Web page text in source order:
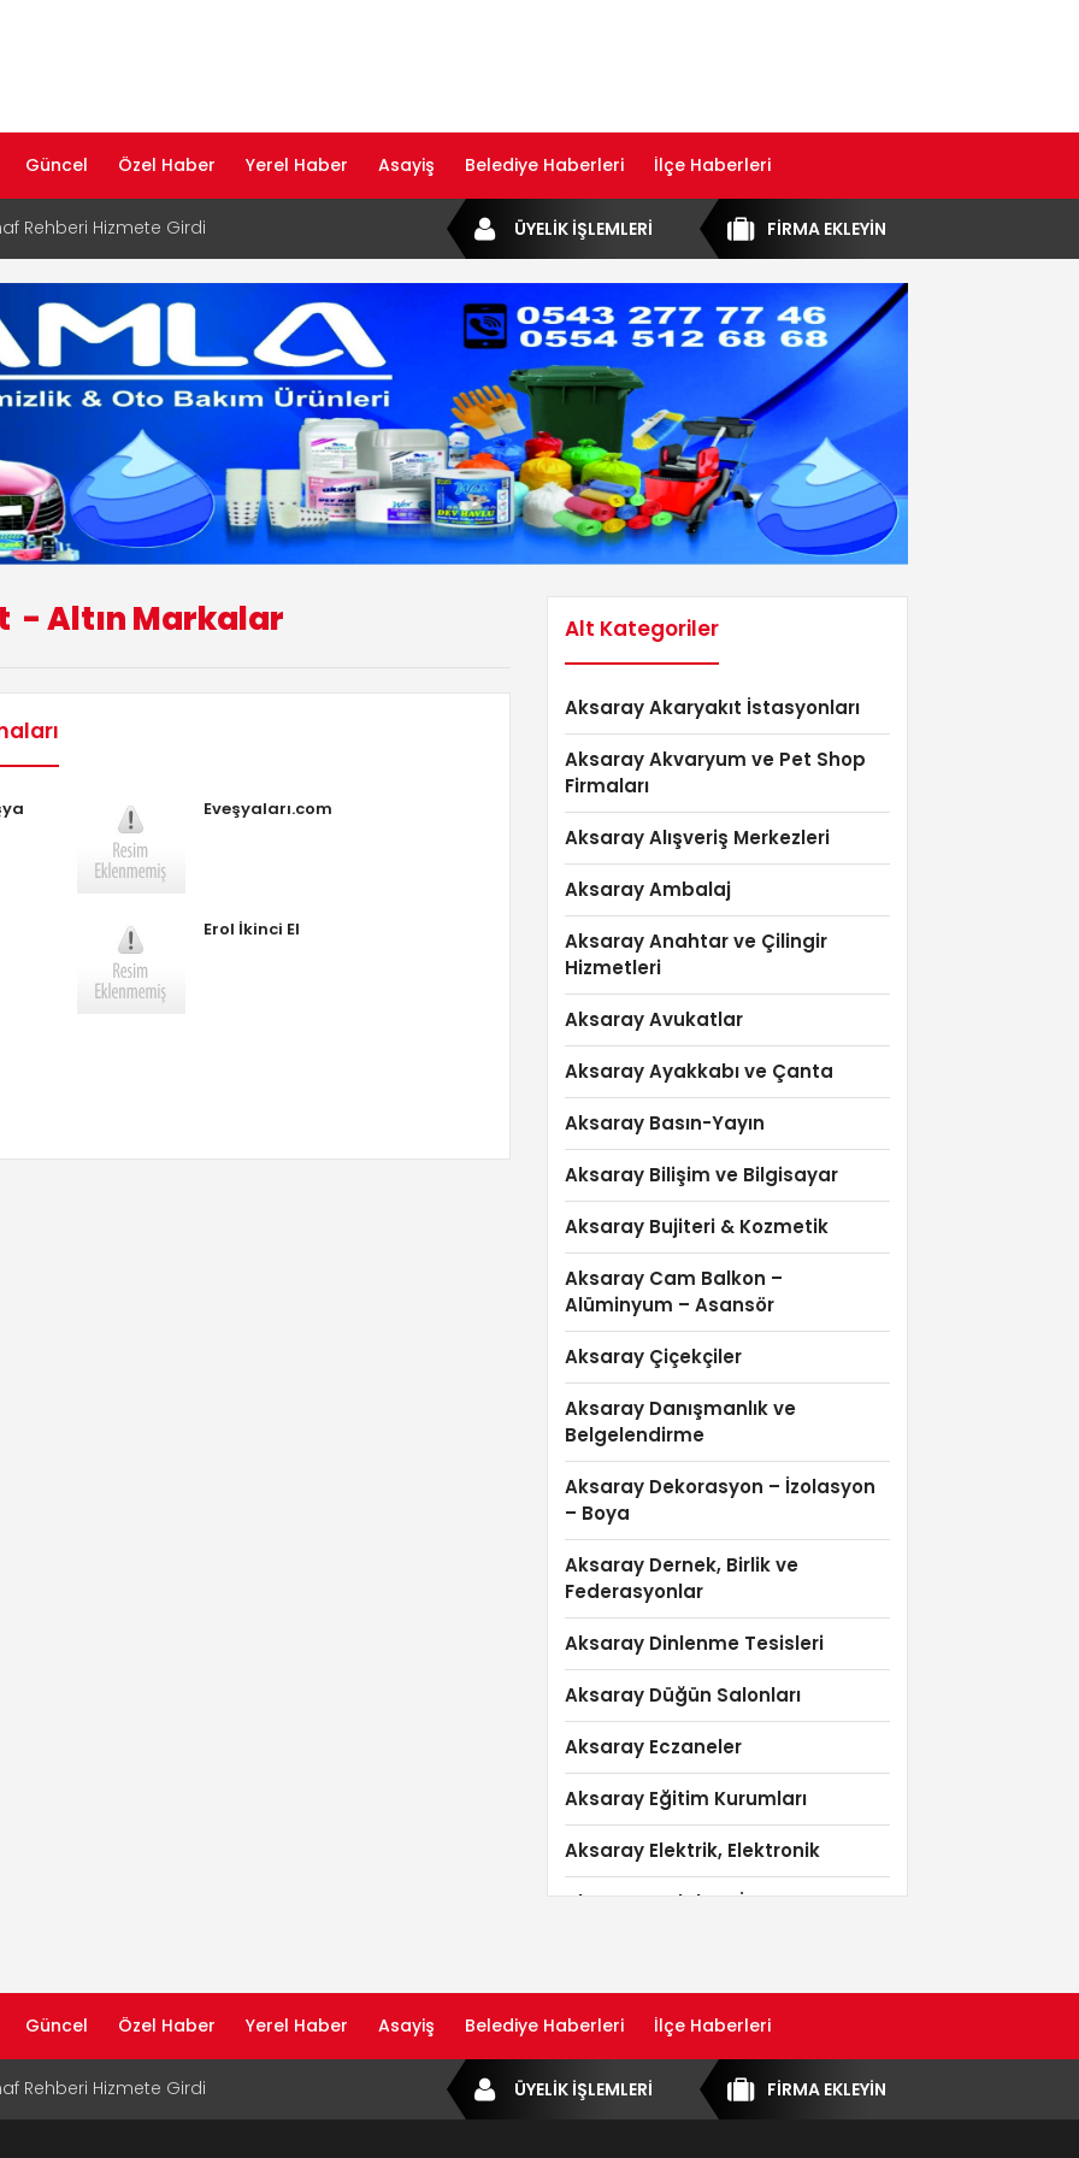
Güncel Özel Haber Yerel Haber Asayiş Belediye Haberleri İlçe Haberleri
Rehberi Hizmete Girdi
Yayın Hayatına Başladı | Hızlı ve Akıllı
Dijital Devrim: Rota Sepetim
Bölge Müdürü Makam Koltuğunu
Rehberi ile Google ve Yapay Zeka
Öne Çıkın
FİRMA EKLEYİN
ÜYELİK İŞLEMLERİ
- Altın Markalar
Eveşyaları.com
Erol İkinci El
Alt Kategoriler
Aksaray Akaryakıt İstasyonları
Aksaray Akvaryum ve Pet Shop
Firmaları
Aksaray Alışveriş Merkezleri
Aksaray Ambalaj
Aksaray Anahtar ve Çilingir
Hizmetleri
Aksaray Avukatlar
Aksaray Ayakkabı ve Çanta
Aksaray Basın-Yayın
Aksaray Bilişim ve Bilgisayar
Aksaray Bujiteri & Kozmetik
Aksaray Cam Balkon –
Alüminyum – Asansör
Aksaray Çiçekçiler
Aksaray Danışmanlık ve
Belgelendirme
Aksaray Dekorasyon – İzolasyon
– Boya
Aksaray Dernek, Birlik ve
Federasyonlar
Aksaray Dinlenme Tesisleri
Aksaray Düğün Salonları
Aksaray Eczaneler
Aksaray Eğitim Kurumları
Aksaray Elektrik, Elektronik
Aksaray Emlak ve İnşaat
Aksaray Fotoğraf ve Video
Aksaray Fotokopi
Güncel Özel Haber Yerel Haber Asayiş Belediye Haberleri İlçe Haberleri
Rehberi Hizmete Girdi FİRMA EKLEYİN
ÜYELİK İŞLEMLERİ